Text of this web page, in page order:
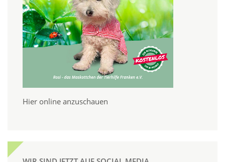
Hier online anzuschauen